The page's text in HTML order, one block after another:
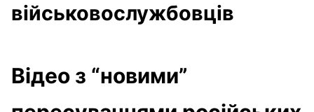
військовослужбовців
Відео з “новими”